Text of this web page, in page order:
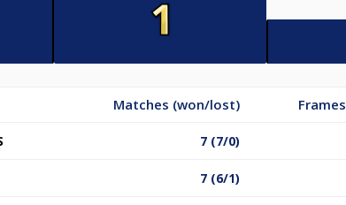
Matches (won/lost)
7 (7/0)
7 (6/1)